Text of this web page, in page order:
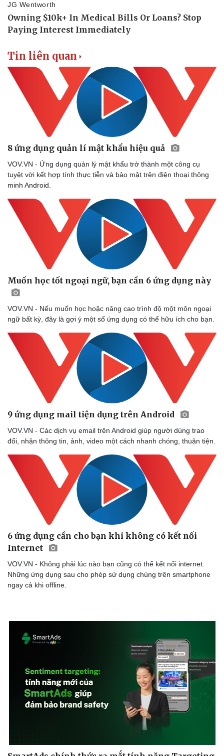
Bóng đá
Lịch thi đấu bóng đá
Thế giới thể thao
Hậu trường
Ô tô - Xe máy
Ô tô
Xe máy
Tư vấn
Tin liên quan
8 ứng dụng quản lí mật khẩu hiệu quả
VOV.VN - Ứng dụng quản lý mật khẩu trở thành một công cụ
tuyệt vời kết hợp tính thực tiễn và bảo mật trên điện thoại thông
minh Android.
Muốn học tốt ngoại ngữ, bạn cần 6 ứng dụng này
VOV.VN - Nếu muốn học hoặc nâng cao trình độ một môn ngoại
ngữ bất kỳ, đây là gợi ý một số ứng dụng có thể hữu ích cho bạn.
9 ứng dụng mail tiện dụng trên Android
VOV.VN - Các dịch vụ email trên Android giúp người dùng trao
đổi, nhận thông tin, ảnh, video một cách nhanh chóng, thuận tiện.
6 ứng dụng cần cho bạn khi không có kết nối
Internet
VOV.VN - Không phải lúc nào bạn cũng có thể kết nối internet.
Những ứng dụng sau cho phép sử dụng chúng trên smartphone
ngay cả khi offline.